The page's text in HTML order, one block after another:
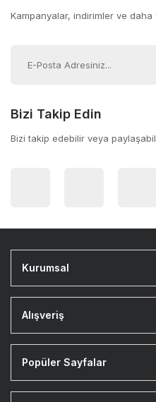
Kampanyalar, indirimler ve daha
Bizi Takip Edin
Bizi takip edebilir veya
Kurumsal
Alışveriş
Popüler Sayfalar